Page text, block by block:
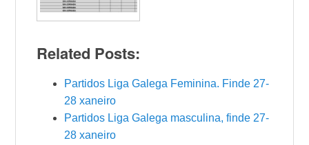
Related Posts:
Partidos Liga Galega Feminina. Finde 27-
28 xaneiro
Partidos Liga Galega masculina, finde 27-
28 xaneiro